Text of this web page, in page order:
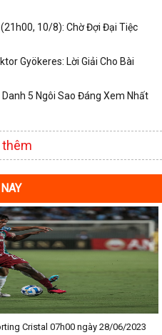
10/8): Chờ Đợi Đại Tiệc
Gyökeres: Lời Giải Cho Bài
5 Ngôi Sao Đáng Xem Nhất
Cristal 07h00 ngày 28/06/2023